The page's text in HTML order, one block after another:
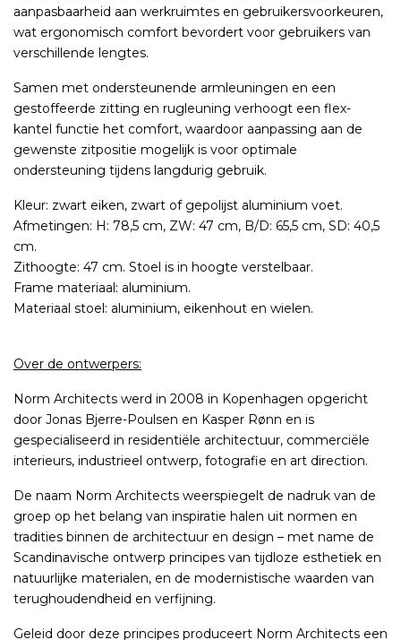
aanpasbaarheid aan werkruimtes en gebruikersvoorkeuren,
wat ergonomisch comfort bevordert voor gebruikers van
verschillende lengtes.
Samen met ondersteunende armleuningen en een
gestoffeerde zitting en rugleuning verhoogt een flex-
kantel functie het comfort, waardoor aanpassing aan de
gewenste zitpositie mogelijk is voor optimale
ondersteuning tijdens langdurig gebruik.
Kleur: zwart eiken, zwart of gepolijst aluminium voet.
Afmetingen: H: 78,5 cm, ZW: 47 cm, B/D: 65,5 cm, SD: 40,5
cm.
Zithoogte: 47 cm. Stoel is in hoogte verstelbaar.
Frame materiaal: aluminium.
Materiaal stoel: aluminium, eikenhout en wielen.
Over de ontwerpers:
Norm Architects werd in 2008 in Kopenhagen opgericht
door Jonas Bjerre-Poulsen en Kasper Rønn en is
gespecialiseerd in residentiële architectuur, commerciële
interieurs, industrieel ontwerp, fotografie en art direction.
De naam Norm Architects weerspiegelt de nadruk van de
groep op het belang van inspiratie halen uit normen en
tradities binnen de architectuur en design – met name de
Scandinavische ontwerp principes van tijdloze esthetiek en
natuurlijke materialen, en de modernistische waarden van
terughoudendheid en verfijning.
Geleid door deze principes produceert Norm Architects een